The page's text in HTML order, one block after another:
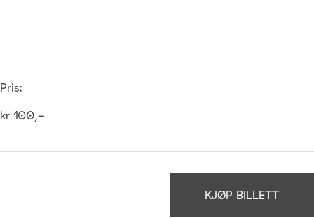
Pris:
kr 100,-
KJØP BILLETT